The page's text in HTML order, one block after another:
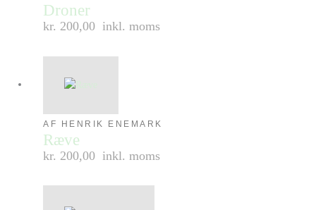
Droner
kr. 200,00 inkl. moms
AF HENRIK ENEMARK
Ræve
kr. 200,00 inkl. moms